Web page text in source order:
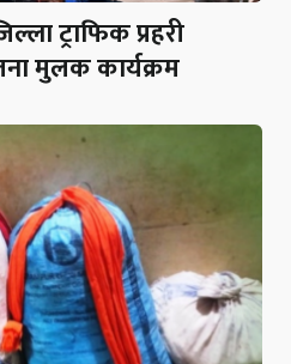
ट्राफिक प्रहरी
मुलक कार्यक्रम